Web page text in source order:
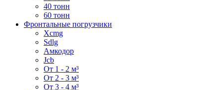
40 тонн
60 тонн
Фронтальные погрузчики
Xcmg
Sdlg
Амкодор
Jcb
От 1 - 2 м³
От 2 - 3 м³
От 3 - 4 м³